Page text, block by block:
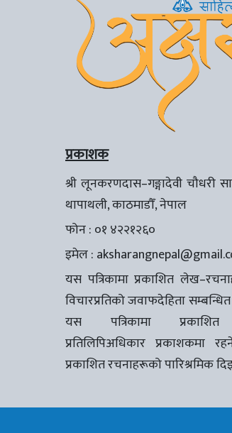
प्रकाशक
श्री लूनकरणदास–गङ्गादेवी चौधरी
थापाथली, काठमाडौँ, नेपाल
फोन : ०१ ४२२१२६०
इमेल :
यस पत्रिकामा प्रकाशित
विचारप्रतिको जवाफदेहिता
यस पत्रिकामा प्रकाशित
प्रतिलिपिअधिकार
प्रकाशित रचनाहरूको पारिश्रमिक